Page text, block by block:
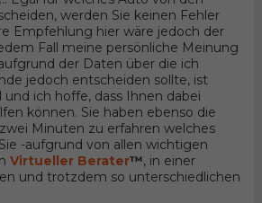
werden Sie keinen Fehler
Empfehlung hier wäre jedoch der
Fall meine persönliche Meinung
der Daten über die ich
jedoch entscheiden sollte, ist
und ich hoffe, dass Ihnen dabei
können. Sie haben ebenso die
Minuten zu erfahren welches
-aufgrund von allen wichtigen
Virtueller Berater™, in einer
und trotzdem so unterschiedlichen